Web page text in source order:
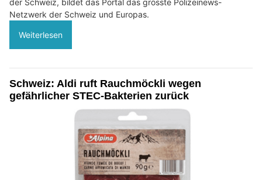
Netzwerk der Schweiz und Europas.
Weiterlesen
Schweiz: Aldi ruft Rauchmöckli wegen
gefährlicher STEC-Bakterien zurück